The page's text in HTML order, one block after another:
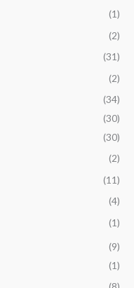
(1)
(2)
(31)
(2)
(34)
(30)
(30)
(2)
(11)
(4)
(1)
(9)
(1)